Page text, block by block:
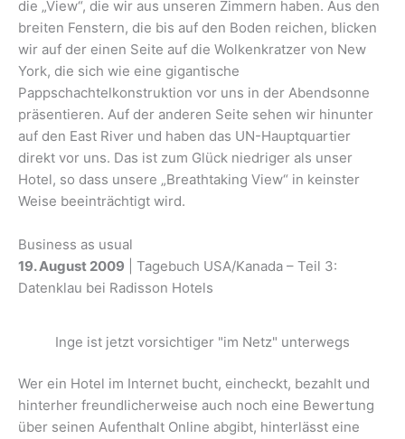
die „View“, die wir aus unseren Zimmern haben. Aus den
breiten Fenstern, die bis auf den Boden reichen, blicken
wir auf der einen Seite auf die Wolkenkratzer von New
York, die sich wie eine gigantische
Pappschachtelkonstruktion vor uns in der Abendsonne
präsentieren. Auf der anderen Seite sehen wir hinunter
auf den East River und haben das UN-Hauptquartier
direkt vor uns. Das ist zum Glück niedriger als unser
Hotel, so dass unsere „Breathtaking View“ in keinster
Weise beeinträchtigt wird.
Business as usual
19. August 2009 | Tagebuch USA/Kanada – Teil 3:
Datenklau bei Radisson Hotels
Inge ist jetzt vorsichtiger "im Netz" unterwegs
Wer ein Hotel im Internet bucht, eincheckt, bezahlt und
hinterher freundlicherweise auch noch eine Bewertung
über seinen Aufenthalt Online abgibt, hinterlässt eine